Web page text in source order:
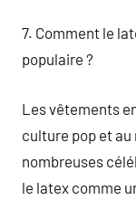
7. Comment le
populaire ?
Les vêtements
culture pop et
nombreuses
le latex comme